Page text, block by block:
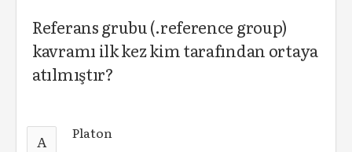
Referans grubu (.reference group)
kavramı ilk kez kim tarafından ortaya
atılmıştır?
A Platon